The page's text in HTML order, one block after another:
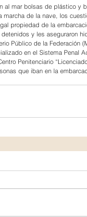
al mar bolsas de plástico y
marcha de la nave, los
propiedad de la
y les aseguraron
Público de la Federación
en el Sistema Penal
Penitenciario
que iban en la